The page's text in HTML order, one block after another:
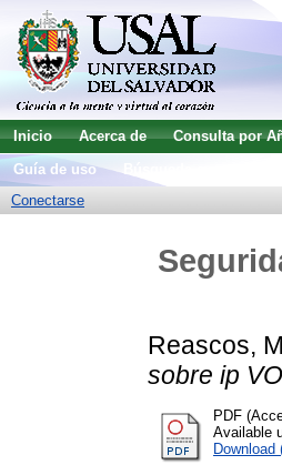
Inicio Acerca de Consulta por
Guía de uso
Conectarse
Reascos,
sobre ip
PDF
Available
Download